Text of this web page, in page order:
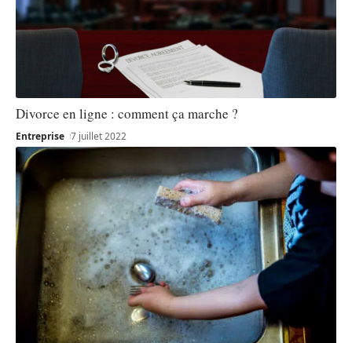
Divorce en ligne : comment ça marche ?
Entreprise 7 juillet 2022